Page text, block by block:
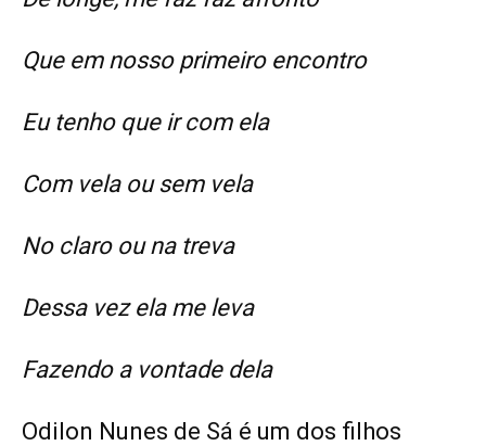
Que em nosso primeiro encontro
Eu tenho que ir com ela
Com vela ou sem vela
No claro ou na treva
Dessa vez ela me leva
Fazendo a vontade dela
Odilon Nunes de Sá é um dos filhos